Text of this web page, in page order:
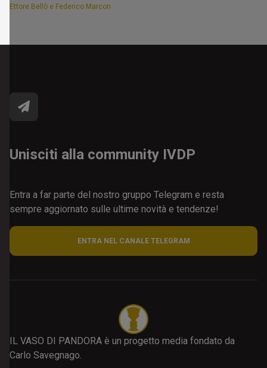
Ettore Bellò e Federico Marcon
Unisciti alla community IVDP
Entra a far parte del nostro gruppo Telegram e resta
sempre aggiornato sulle ultime novità e tendenze!
ENTRA NEL CANALE TELEGRAM
IL VASO DI PANDORA è un progetto media fondato da
Carlo Savegnago.